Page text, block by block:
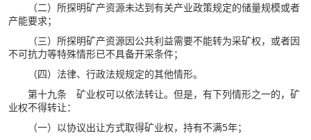
（二）所探明矿产资源未达到有关产业政策规定的储量规模或者
产能要求；
（三）所探明矿产资源因公共利益需要不能转为采矿权，或者因
不可抗力等特殊情形已不具备开采条件；
（四）法律、行政法规规定的其他情形。
第十九条 矿业权可以依法转让。但是，有下列情形之一的，矿
业权不得转让：
（一）以协议出让方式取得矿业权，持有不满5年；